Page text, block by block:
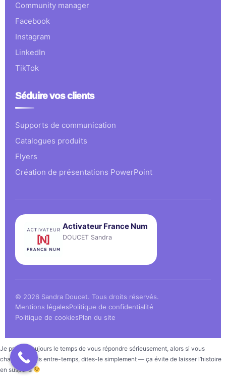
Community manager
Facebook
Instagram
LinkedIn
TikTok
Séduire vos clients
Supports de communication
Catalogues produits
Flyers
Création de présentations PowerPoint
Activateur France Num
DOUCET Sandra
© 2026 Sandra Doucet. Tous droits réservés.
Mentions légalesPolitique de confidentialité
Politique de cookiesPlan du site
Je prends toujours le temps de vous répondre sérieusement, alors si vous
changez d’avis entre-temps, dites-le simplement — ça évite de laisser l’histoire
en suspens